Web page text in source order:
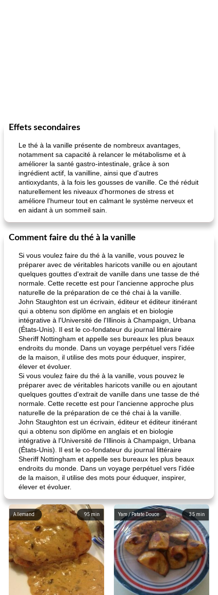
Effets secondaires
Le thé à la vanille présente de nombreux avantages,
notamment sa capacité à relancer le métabolisme et à
améliorer la santé gastro-intestinale, grâce à son
ingrédient actif, la vanilline, ainsi que d'autres
antioxydants, à la fois les gousses de vanille. Ce thé réduit
naturellement les niveaux d'hormones de stress et
améliore l'humeur tout en calmant le système nerveux et
en aidant à un sommeil sain.
Comment faire du thé à la vanille
Si vous voulez faire du thé à la vanille, vous pouvez le
préparer avec de véritables haricots vanille ou en ajoutant
quelques gouttes d'extrait de vanille dans une tasse de thé
normale. Cette recette est pour l’ancienne approche plus
naturelle de la préparation de ce thé chai à la vanille.
John Staughton est un écrivain, éditeur et éditeur itinérant
qui a obtenu son diplôme en anglais et en biologie
intégrative à l'Université de l'Illinois à Champaign, Urbana
(États-Unis). Il est le co-fondateur du journal littéraire
Sheriff Nottingham et appelle ses bureaux les plus beaux
endroits du monde. Dans un voyage perpétuel vers l'idée
de la maison, il utilise des mots pour éduquer, inspirer,
élever et évoluer.
Si vous voulez faire du thé à la vanille, vous pouvez le
préparer avec de véritables haricots vanille ou en ajoutant
quelques gouttes d'extrait de vanille dans une tasse de thé
normale. Cette recette est pour l’ancienne approche plus
naturelle de la préparation de ce thé chai à la vanille.
John Staughton est un écrivain, éditeur et éditeur itinérant
qui a obtenu son diplôme en anglais et en biologie
intégrative à l'Université de l'Illinois à Champaign, Urbana
(États-Unis). Il est le co-fondateur du journal littéraire
Sheriff Nottingham et appelle ses bureaux les plus beaux
endroits du monde. Dans un voyage perpétuel vers l'idée
de la maison, il utilise des mots pour éduquer, inspirer,
élever et évoluer.
95 min
Allemand 35 min
Yam / Patate Douce